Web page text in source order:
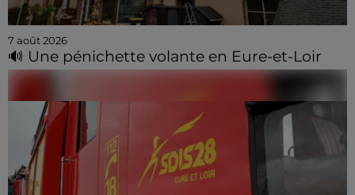
7 août 2026
🔊 Une pénichette volante en Eure-et-Loir